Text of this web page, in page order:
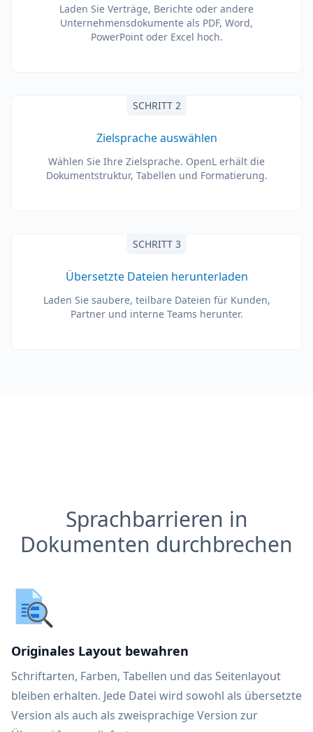
Laden Sie Verträge, Berichte oder andere
Unternehmensdokumente als PDF, Word,
PowerPoint oder Excel hoch.
SCHRITT 2
Zielsprache auswählen
Wählen Sie Ihre Zielsprache. OpenL erhält die
Dokumentstruktur, Tabellen und Formatierung.
SCHRITT 3
Übersetzte Dateien herunterladen
Laden Sie saubere, teilbare Dateien für Kunden,
Partner und interne Teams herunter.
Sprachbarrieren in
Dokumenten durchbrechen
Originales Layout bewahren
Schriftarten, Farben, Tabellen und das Seitenlayout
bleiben erhalten. Jede Datei wird sowohl als übersetzte
Version als auch als zweisprachige Version zur